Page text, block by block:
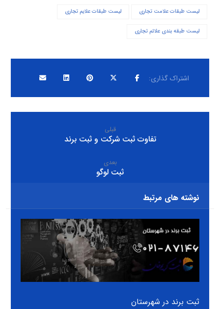
لیست طبقات علامت تجاری لیست طبقات علایم تجاری
لیست طبقه بندی علائم تجاری
قبلی
تفاوت ثبت شرکت و ثبت برند
بعدی
ثبت لوگو
نوشته های مرتبط
ثبت برند در شهرستان